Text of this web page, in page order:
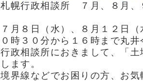
札幌行政相談所 ７月、８月、
７月８日（水）、８月１２日
０時３０分から１６時まで丸
行政相談所におきまして、「
します。
境界線などでお困りの方、お